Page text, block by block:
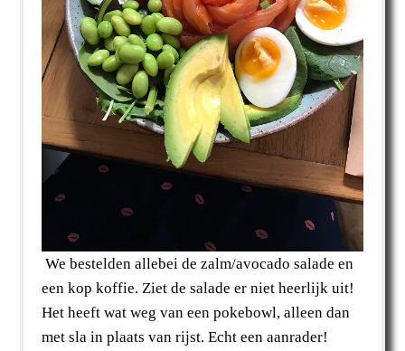
We bestelden allebei de zalm/avocado salade en
een kop koffie. Ziet de salade er niet heerlijk uit!
Het heeft wat weg van een pokebowl, alleen dan
met sla in plaats van rijst. Echt een aanrader!